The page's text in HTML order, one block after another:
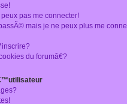
pas me connecter!
mais je ne peux plus me
du forumâ€?